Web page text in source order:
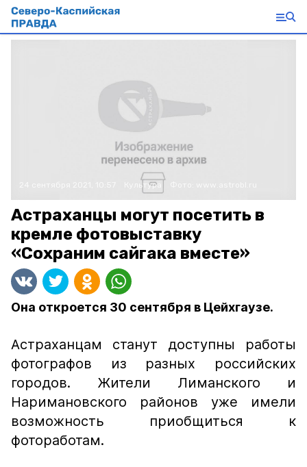
Культура
Астраханцы могут посетить в
кремле фотовыставку
«Сохраним сайгака вместе»
Она откроется 30 сентября в Цейхгаузе.
Астраханцам станут доступны работы
фотографов из разных российских
городов. Жители Лиманского и
Наримановского районов уже имели
возможность приобщиться к
фотоработам.